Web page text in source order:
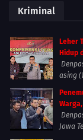
Kriminal
Leher
Hidup
asing
Jawa